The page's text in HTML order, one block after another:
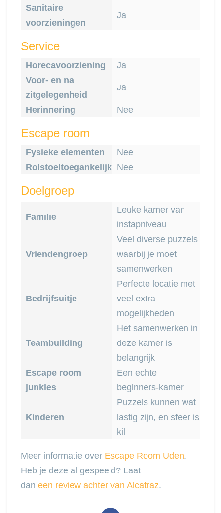
Sanitaire
voorzieningen
Ja
Service
Horecavoorziening
Ja
Voor- en na
zitgelegenheid
Ja
Herinnering Nee
Escape room
Fysieke elementen
Nee
Rolstoeltoegankelijk Nee
Doelgroep
Familie
Leuke kamer van
instapniveau
Vriendengroep
Veel diverse puzzels
waarbij je moet
samenwerken
Bedrijfsuitje
Perfecte locatie met
veel extra
mogelijkheden
Teambuilding
Het samenwerken in
deze kamer is
belangrijk
Escape room
junkies
Een echte
beginners-kamer
Kinderen
Puzzels kunnen wat
lastig zijn, en sfeer is
kil
Meer informatie over Escape Room Uden.
Heb je deze al gespeeld? Laat
dan een review achter van Alcatraz.